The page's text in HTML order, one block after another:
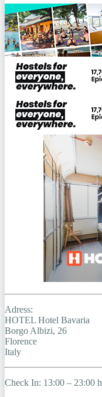
Adress:
HOTEL Hotel Bavaria
Borgo Albizi, 26
Florence
Italy
Check In: 13:00 – 23:00 h